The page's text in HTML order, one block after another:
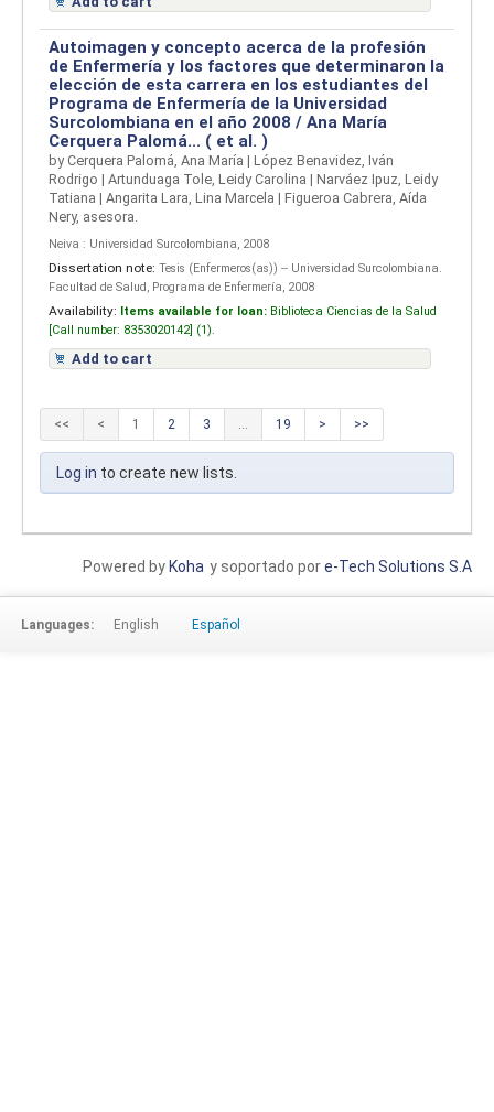
Autoimagen y concepto acerca de la profesión
de Enfermería y los factores que determinaron la
elección de esta carrera en los estudiantes del
Programa de Enfermería de la Universidad
Surcolombiana en el año 2008 / Ana María
Cerquera Palomá... ( et al. )
by Cerquera Palomá, Ana María | López Benavidez, Iván
Rodrigo | Artunduaga Tole, Leidy Carolina | Narváez Ipuz, Leidy
Tatiana | Angarita Lara, Lina Marcela | Figueroa Cabrera, Aída
Nery, asesora.
Neiva : Universidad Surcolombiana, 2008
Dissertation note: Tesis (Enfermeros(as)) -- Universidad Surcolombiana.
Facultad de Salud, Programa de Enfermería, 2008
Availability: Items available for loan: Biblioteca Ciencias de la Salud
Call number: 8353020142] (1).
Add to cart
<< < 1 2 3 ... 19 > >>
Log in to create new lists.
y soportado pore-Tech Solutions S.A
Powered by Koha
Languages: English Español